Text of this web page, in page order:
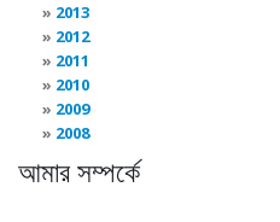
2013
2012
2011
2010
2009
2008
আমার সম্পর্কে